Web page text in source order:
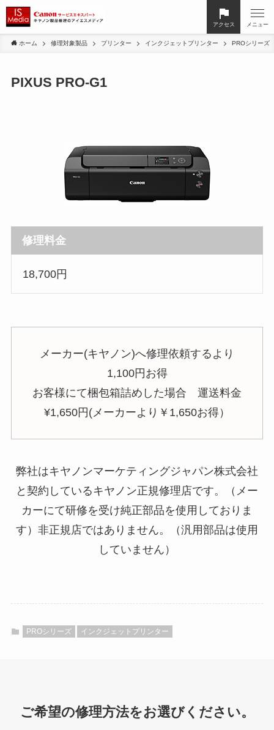
アクセス メニュー
ホーム 修理対象製品 プリンター インクジェットプリンター PROシリーズ
PIXUS PRO-G1
修理料金
18,700円
メーカー(キヤノン)へ修理依頼するより
1,100円お得
お客様にて梱包箱詰めした場合 運送料金
¥1,650円(メーカーより￥1,650お得）
弊社はキヤノンマーケティングジャパン株式会社
と契約しているキヤノン正規修理店です。（メー
カーにて研修を受け純正部品を使用しておりま
す）非正規店ではありません。（汎用部品は使用
していません）
PROシリーズ インクジェットプリンター
ご希望の修理方法をお選びください。